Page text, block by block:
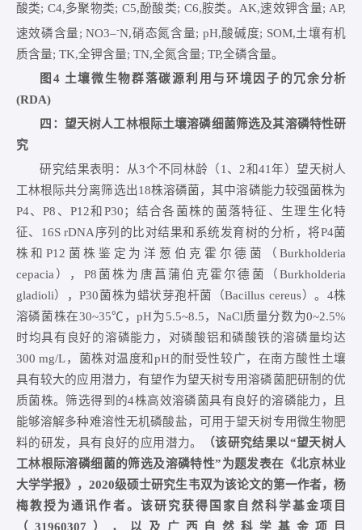
酸类; C4,多聚物类; C5,酚酸类; C6,胺类。AK,速效钾含量; AP,
速效磷含量; NO3–-N,硝态氮含量; pH,酸碱度; SOM,土壤有机
质含量; TK,全钾含量; TN,全氮含量; TP,全磷含量。
图4 土壤微生物群落碳源利用与环境因子的冗余分析
(RDA)
四：望天树人工林根际土壤溶磷细菌筛选及其溶磷特性研
究
研究结果表明：从3个不同林龄（1、2和41年）望天树人
工林根际共分离筛选出18株溶磷菌，其中溶磷能力较强菌株为
P4、P8、P12和P30；结合各菌株的菌落特征、生理生化特
征、16S rDNA序列的比对结果和系统发育树的分析，将P4菌
株和P12菌株鉴定为洋葱伯克霍尔德菌（Burkholderia
cepacia），P8菌株为唐菖蒲伯克霍尔德菌（Burkholderia
gladioli），P30菌株为蜡状芽孢杆菌（Bacillus cereus）。4株
溶磷菌株在30~35℃，pH为5.5~8.5，NaCl质量分数为0~2.5%
时均具有良好的溶磷能力，对磷酸铝和磷酸铁的溶磷量均达
300 mg/L，菌株对温度和pH的耐受性较广，在南方酸性土壤
具有较大的应用潜力，有望作为望天树专用溶磷菌肥研制的优
质菌株。筛选得到的4株高效溶磷菌具有良好的溶磷能力，且
能够溶解多种难溶性无机磷酸盐，可用于望天树专用微生物肥
料的研发，具有良好的应用潜力。
（该研究结果以“望天树人
工林根际溶磷细菌的筛选及溶磷特性”为题发表在《北京林业
大学学报》，2020级硕士研究生韦双为该论文的第一作者，杨
梅教授为通讯作者。该研究获得国家自然科学基金项目
（31960307），以及广西自然科学基金项目